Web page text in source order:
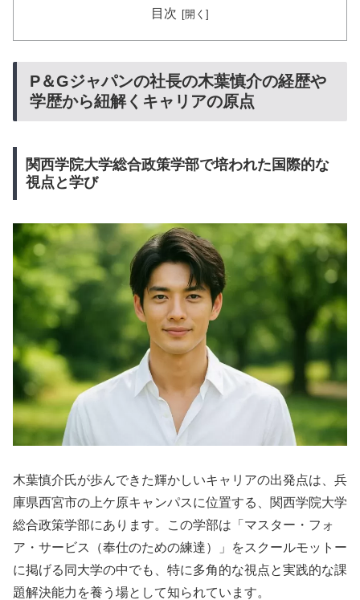
目次
P＆Gジャパンの社長の木葉慎介の経歴や
学歴から紐解くキャリアの原点
関西学院大学総合政策学部で培われた国際的な
視点と学び
木葉慎介氏が歩んできた輝かしいキャリアの出発点は、兵
庫県西宮市の上ケ原キャンパスに位置する、関西学院大学
総合政策学部にあります。この学部は「マスター・フォ
ア・サービス（奉仕のための練達）」をスクールモットー
に掲げる同大学の中でも、特に多角的な視点と実践的な課
題解決能力を養う場として知られています。